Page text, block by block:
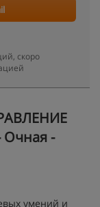
скоро
-
умений и